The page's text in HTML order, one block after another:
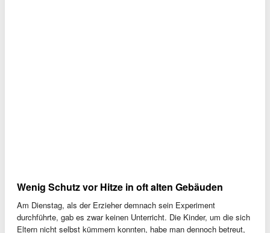
Wenig Schutz vor Hitze in oft alten Gebäuden
Am Dienstag, als der Erzieher demnach sein Experiment
durchführte, gab es zwar keinen Unterricht. Die Kinder, um die sich
Eltern nicht selbst kümmern konnten, habe man dennoch betreut,